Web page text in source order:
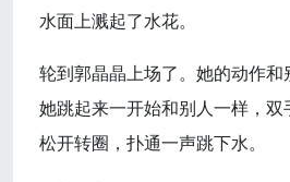
水面上溅起了水花。
轮到郭晶晶上场了。她的动作和
她跳起来一开始和别人一样，双
松开转圈，扑通一声跳下水。